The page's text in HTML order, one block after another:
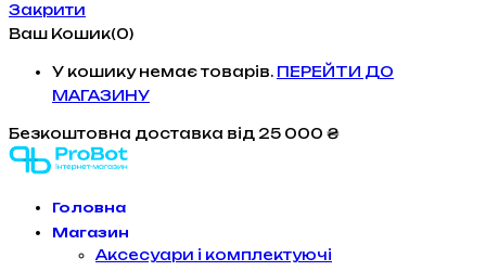
Закрити
Ваш Кошик(0)
У кошику немає товарів. ПЕРЕЙТИ ДО
МАГАЗИНУ
Безкоштовна доставка від 25 000 ₴
Головна
Магазин
Аксесуари і комплектуючі